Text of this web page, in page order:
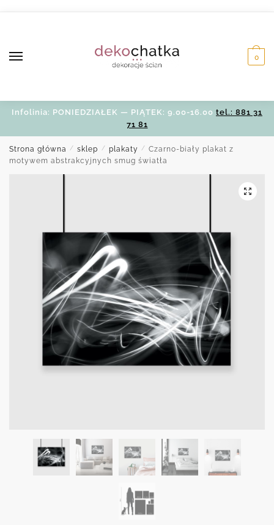
0
Infolinia: PONIEDZIAŁEK — PIĄTEK: 9.00-16.00 tel.: 881 31
71 81
Strona główna / sklep / plakaty / Czarno-biały plakat z
motywem abstrakcyjnych smug światła